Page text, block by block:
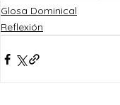
Glosa Dominical
Reflexión